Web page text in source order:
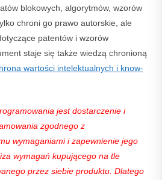
blokowych, algorytmów, wzorów
chroni go prawo autorskie, ale
patentów i wzorów
staje się także wiedzą chronioną
wartości intelektualnych i know-
jest dostarczenie i
zgodnego z
wymaganiami i zapewnienie jego
wymagań kupującego na tle
przez siebie produktu. Dlatego